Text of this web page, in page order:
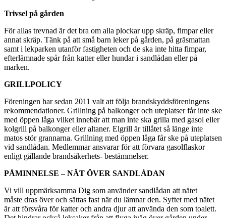
Trivsel på gården
För allas trevnad är det bra om alla plockar upp skräp, fimpar eller
annat skräp. Tänk på att små barn leker på gården, på gräsmattan
samt i lekparken utanför fastigheten och de ska inte hitta fimpar,
efterlämnade spår från katter eller hundar i sandlådan eller på
marken.
GRILLPOLICY
Föreningen har sedan 2011 valt att följa brandskyddsföreningens
rekommendationer. Grillning på balkonger och uteplatser får inte ske
med öppen låga vilket innebär att man inte ska grilla med gasol eller
kolgrill på balkonger eller altaner. Elgrill är tillåtet så länge inte
matos stör grannarna. Grillning med öppen låga får ske på uteplatsen
vid sandlådan. Medlemmar ansvarar för att förvara gasolflaskor
enligt gällande brandsäkerhets- bestämmelser.
PÅMINNELSE – NÄT ÖVER SANDLÅDAN
Vi vill uppmärksamma Dig som använder sandlådan att nätet
måste dras över och sättas fast när du lämnar den. Syftet med nätet
är att försvåra för katter och andra djur att använda den som toalett.